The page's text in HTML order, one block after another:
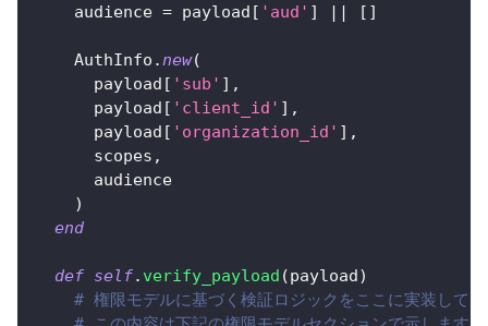
    audience
= payload [ 'aud' ] || [ ]
AuthInfo . new(
      payload
[ 'sub' ] ,
      payload
[ 'client_id' ] ,
      payload
[ 'organization_id' ] ,
      scopes
,
      audience
)
end
def self. verify_payload (payload)
# 権限モデルに基づく検証ロジックをここに実装して